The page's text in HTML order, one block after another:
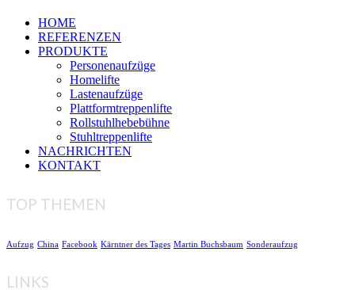
HOME
REFERENZEN
PRODUKTE
Personenaufzüge
Homelifte
Lastenaufzüge
Plattformtreppenlifte
Rollstuhlhebebühne
Stuhltreppenlifte
NACHRICHTEN
KONTAKT
TOP THEMEN
Aufzug China Facebook Kärntner des Tages Martin Buchsbaum Sonderaufzug
LINKS